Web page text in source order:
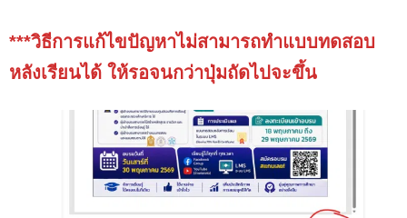
***วิธีการแก้ไขปัญหาไม่สามารถทำแบบทดสอบ
หลังเรียนได้ ให้รอจนกว่าปุ่มถัดไปจะขึ้น